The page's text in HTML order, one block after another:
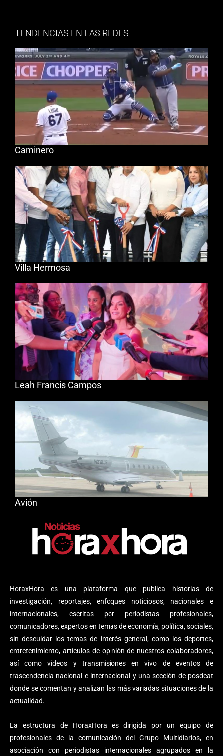
HoraxHora es una plataforma que publica historias de
investigación, reportajes, enfoques noticiosos, nacionales e
internacionales, escritas por periodistas profesionales,
comunicadores, expertos en temas de economía, política, sociales,
sin descuidar los temas de interés general, como los deportes,
entretenimiento, artículos de opinión de nuestros colaboradores,
así como videos y transmisiones en vivo de eventos de
trascendencia nacional e internacional y una sección de posdcat
donde se comentan y analizan las más variadas situaciones de la
actualidad.
La estructura de HoraxHora es dirigida por un equipo de
profesionales de la comunicación del Grupo Multidiarios, en
asociación con periodistas internacionales agrupados en la
TENDENCIAS EN LAS REDES
Caminero
Villa Hermosa
Leah Francis Campos
Avión